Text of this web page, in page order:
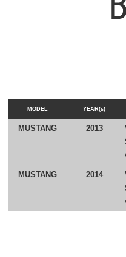
MODEL YEAR(s)
MUSTANG 2013
MUSTANG 2014